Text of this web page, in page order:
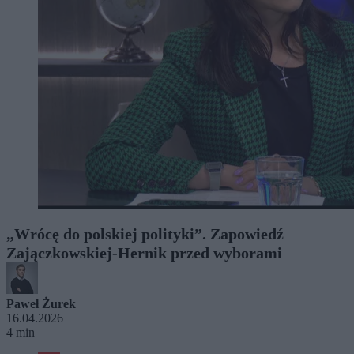
„Wrócę do polskiej polityki”. Zapowiedź
Zajączkowskiej-Hernik przed wyborami
Paweł Żurek
16.04.2026
4 min